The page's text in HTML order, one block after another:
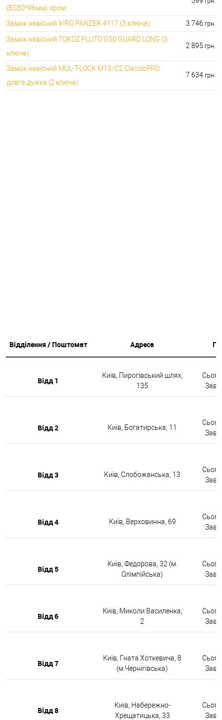
(BS50*96мм) хром
Замок навісний VIRO PANZER 4117 (3 ключа) 3 746 грн.
Замок навісний TOKOZ PLUTO G50 GUARD LONG (3
ключа)
2 895 грн.
Замок навісний MUL-T-LOCK M13/C2 ClassicPRO
довга дужка (2 ключа)
7 634 грн.
Відділення / Поштомат Адреса
Відд 1
Київ, Пирогівський шлях,
135
Відд 2 Київ, Богатирська, 11
Відд 3 Київ, Слобожанська, 13
Відд 4 Київ, Верховинна, 69
Відд 5
Київ, Федорова, 32 (м.
Олімпійська)
Відд 6
Київ, Миколи Василенка,
2
Відд 7
Київ, Гната Хоткевича, 8
(м.Чернігівська)
Відд 8
Київ, Набережно-
Хрещатицька, 33